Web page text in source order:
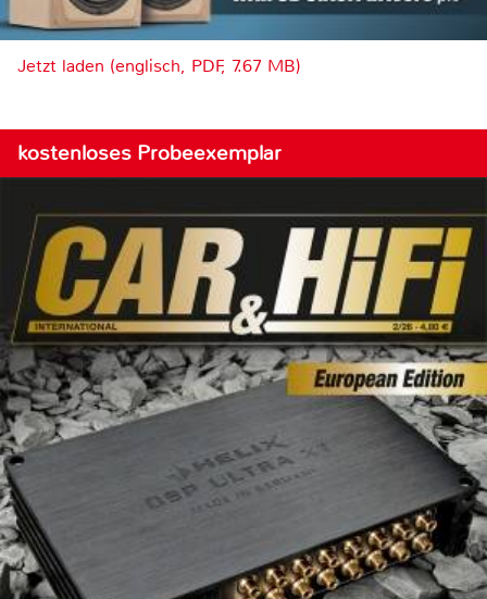
Jetzt laden (englisch, PDF, 7.67 MB)
kostenloses Probeexemplar